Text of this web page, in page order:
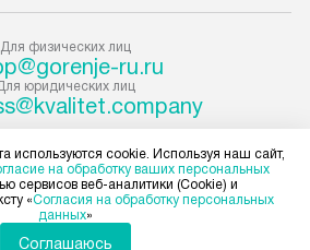
плата.
прибора, если
чего
так как
и краткая
установку не
коммуникаций,
материалы,
Для физических лиц
ru.ru
юридических лиц
РУКОВОДСТВУ
конфиденциальности
используются cookie. Используя наш сайт,
на обработку ваших персональных
сервисов веб-аналитики (Cookie) и
«Согласия на обработку персональных
данных»
Соглашаюсь